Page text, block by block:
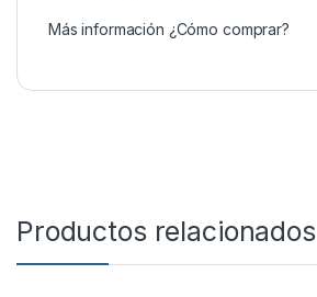
Más información ¿Cómo comprar?
Productos relacionados